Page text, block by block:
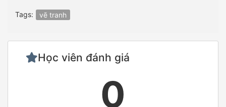
Tags: vẽ tranh
Học viên đánh giá
0